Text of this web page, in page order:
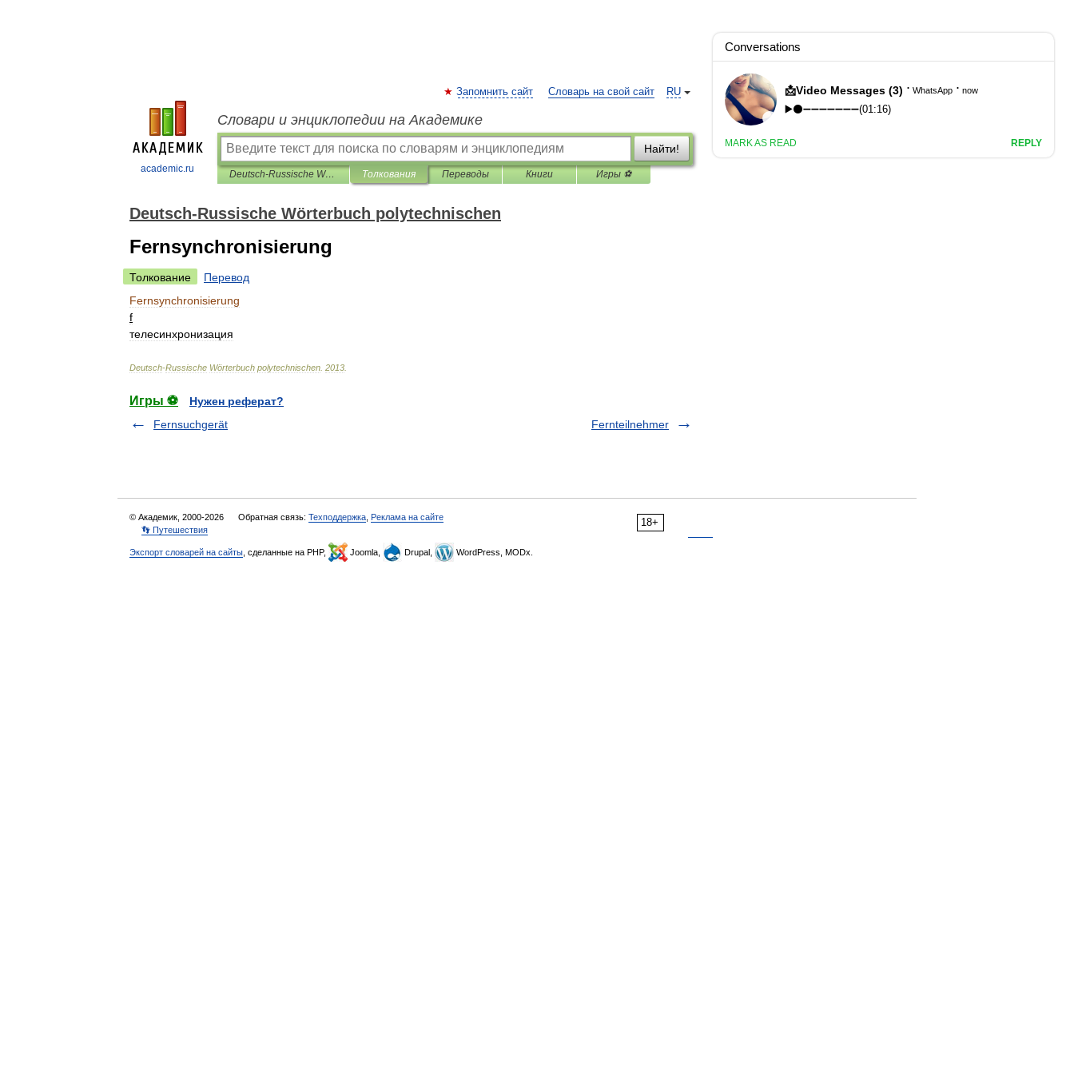
academic.ru
RU
Запомнить сайт Словарь на свой сайт
Словари и энциклопедии на Академике
Найти!
Deutsch-Russische Wörterbuch polytechnischen Толкования Переводы Книги Игры ⚽
Deutsch-Russische Wörterbuch polytechnischen
Fernsynchronisierung
Толкование
Перевод
Fernsynchronisierung
f
телесинхронизация
Deutsch-Russische Wörterbuch polytechnischen 2013
Игры ⚽
Нужен реферат?
Fernsuchgerät
Fernteilnehmer
18+
© Академик, 2000-2026 Обратная связь: Техподдержка Реклама на сайте
👣 Путешествия
Экспорт словарей на сайты , сделанные на PHP, Joomla, Drupal, WordPress, MODx.